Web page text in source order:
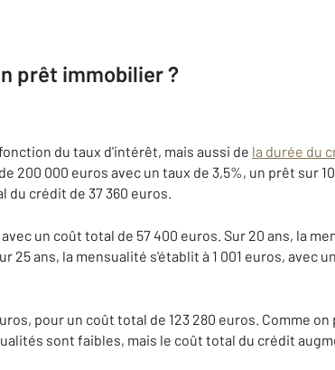
prêt immobilier ?
du taux d'intérêt, mais aussi de la durée du
200 000 euros avec un taux de 3,5%, un prêt sur
du crédit de 37 360 euros.
un coût total de 57 400 euros. Sur 20 ans, la
25 ans, la mensualité s'établit à 1 001 euros, avec
pour un coût total de 123 280 euros. Comme
sont faibles, mais le coût total du crédit